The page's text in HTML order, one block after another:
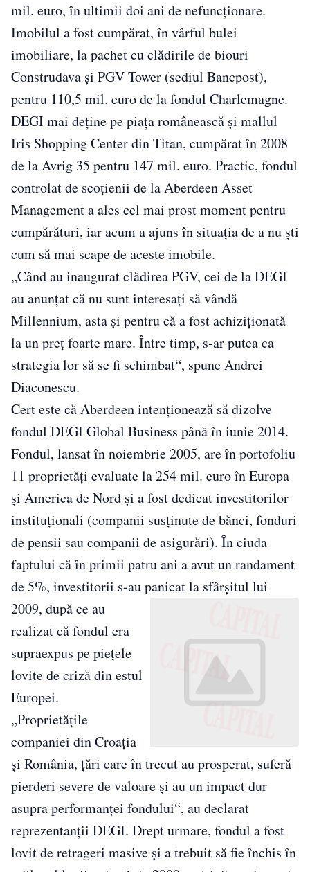
mil. euro, în ultimii doi ani de nefuncţionare.
Imobilul a fost cumpărat, în vârful bulei
imobiliare, la pachet cu clădirile de biouri
Construdava şi PGV Tower (sediul Bancpost),
pentru 110,5 mil. euro de la fondul Charlemagne.
DEGI mai deţine pe piaţa românească şi mallul
Iris Shopping Center din Titan, cumpărat în 2008
de la Avrig 35 pentru 147 mil. euro. Practic, fondul
controlat de scoţienii de la Aberdeen Asset
Management a ales cel mai prost moment pentru
cumpărături, iar acum a ajuns în situaţia de a nu ști
cum să mai scape de aceste imobile.
„Când au inaugurat clădirea PGV, cei de la DEGI
au anunţat că nu sunt interesaţi să vândă
Millennium, asta şi pentru că a fost achiziţionată
la un preţ foarte mare. Între timp, s-ar putea ca
strategia lor să se fi schimbat“, spune Andrei
Diaconescu.
Cert este că Aberdeen intenţionează să dizolve
fondul DEGI Global ­Business până în iunie 2014.
Fondul, lansat în noiembrie 2005, are în portofoliu
11 proprietăţi evaluate la 254 mil. euro în Europa
şi America de Nord şi a fost dedicat investitorilor
instituţionali (companii susţinute de bănci, fonduri
de pensii sau companii de asigurări). În ciuda
faptului că în primii patru ani a avut un randament
de 5%, investitorii s-au panicat la sfârşitul lui
2009, după ce au
realizat că fondul era
supraexpus pe pieţele
lovite de criză din estul
Europei.
„Proprietăţile
companiei din Croaţia
şi România, ţări care în trecut au prosperat, suferă
pierderi severe de valoare şi au un impact dur
asupra performanţei fondului“, au declarat
reprezentanţii DEGI. Drept urmare, fondul a fost
lovit de retrageri masive şi a trebuit să fie închis în